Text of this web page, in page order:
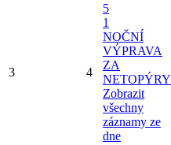
3 4
5
1
NOČNÍ
VÝPRAVA
ZA
NETOPÝRY
Zobrazit
všechny
záznamy ze
dne